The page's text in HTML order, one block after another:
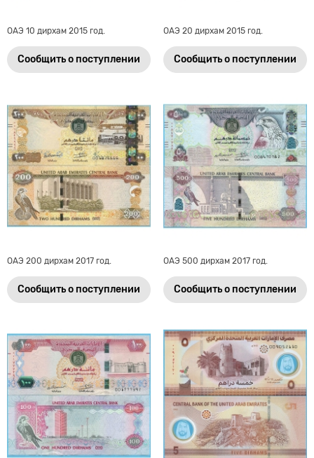
ОАЭ 10 дирхам 2015 год.
Сообщить о поступлении
ОАЭ 20 дирхам 2015 год.
Сообщить о поступлении
ОАЭ 200 дирхам 2017 год.
Сообщить о поступлении
ОАЭ 500 дирхам 2017 год.
Сообщить о поступлении